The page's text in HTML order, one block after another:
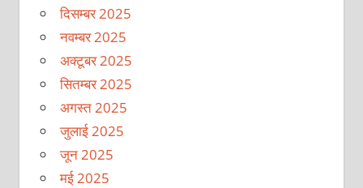
दिसम्बर 2025
नवम्बर 2025
अक्टूबर 2025
सितम्बर 2025
अगस्त 2025
जुलाई 2025
जून 2025
मई 2025